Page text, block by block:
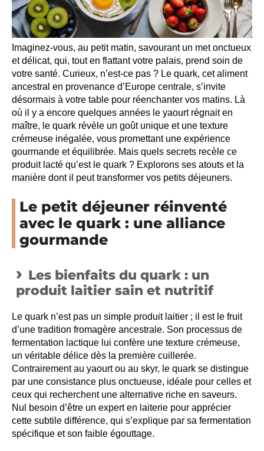
Imaginez-vous, au petit matin, savourant un met onctueux
et délicat, qui, tout en flattant votre palais, prend soin de
votre santé. Curieux, n’est-ce pas ? Le quark, cet aliment
ancestral en provenance d’Europe centrale, s’invite
désormais à votre table pour réenchanter vos matins. Là
où il y a encore quelques années le yaourt régnait en
maître, le quark révèle un goût unique et une texture
crémeuse inégalée, vous promettant une expérience
gourmande et équilibrée. Mais quels secrets recèle ce
produit lacté qu’est le quark ? Explorons ses atouts et la
manière dont il peut transformer vos petits déjeuners.
Le petit déjeuner réinventé
avec le quark : une alliance
gourmande
Les bienfaits du quark : un
produit laitier sain et nutritif
Le quark n’est pas un simple produit laitier ; il est le fruit
d’une tradition fromagère ancestrale. Son processus de
fermentation lactique lui confère une texture crémeuse,
un véritable délice dès la première cuillerée.
Contrairement au yaourt ou au skyr, le quark se distingue
par une consistance plus onctueuse, idéale pour celles et
ceux qui recherchent une alternative riche en saveurs.
Nul besoin d’être un expert en laiterie pour apprécier
cette subtile différence, qui s’explique par sa fermentation
spécifique et son faible égouttage.